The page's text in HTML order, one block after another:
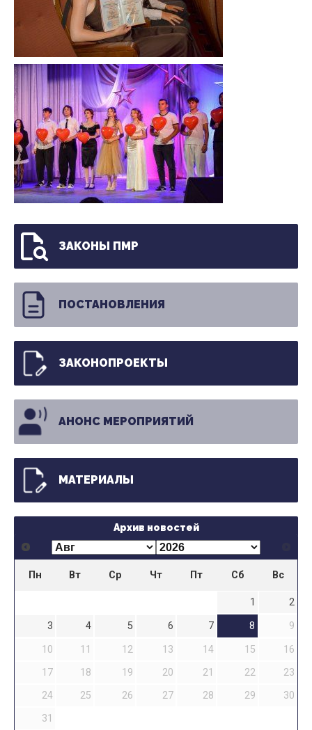
ЗАКОНЫ ПМР
ПОСТАНОВЛЕНИЯ
ЗАКОНОПРОЕКТЫ
АНОНС МЕРОПРИЯТИЙ
МАТЕРИАЛЫ
Архив новостей
Пн Вт Ср Чт Пт Сб Вс
1
2
3
4 5 6 7 8
9
10
11 12 13 14 15
16
17
18 19 20 21 22
23
24
25 26 27 28 29
30
31